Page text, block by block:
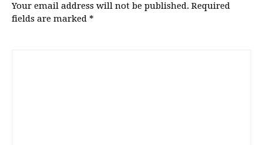
Your email address will not be published. Required
fields are marked *